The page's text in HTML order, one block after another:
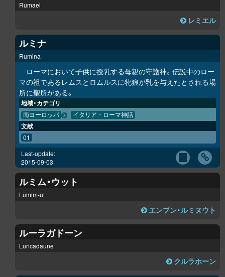
Rumael
レミエル
ルミナ
Rumina
ローマにおいて子供に授乳する母親の守護神。伝説中のロー
マの祖であるレムスとロムルスに牝狼が乳を与えたとされる場
所に聖所がある。
地域・カテゴリ
南ヨーロッパ イタリア・ローマ神話
文献
01
Last-update:
2015-09-03
ルミム・ウット
Lumim-ut
エンプン・ルミヌウト
ルーラガドーン
Luricadaune
クルラホーン